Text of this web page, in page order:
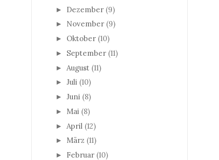
► Dezember (9)
► November (9)
► Oktober (10)
► September (11)
► August (11)
► Juli (10)
► Juni (8)
► Mai (8)
► April (12)
► März (11)
► Februar (10)